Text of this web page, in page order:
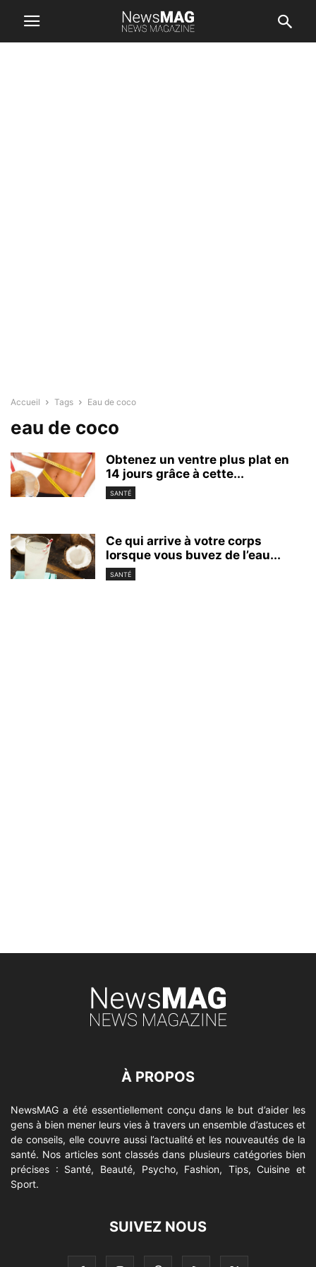
Accueil Tags Eau de coco
eau de coco
Obtenez un ventre plus plat en
14 jours grâce à cette...
SANTÉ
Ce qui arrive à votre corps
lorsque vous buvez de l’eau...
SANTÉ
À PROPOS
NewsMAG a été essentiellement conçu dans le but d’aider les
gens à bien mener leurs vies à travers un ensemble d’astuces et
de conseils, elle couvre aussi l’actualité et les nouveautés de la
santé. Nos articles sont classés dans plusieurs catégories bien
précises : Santé, Beauté, Psycho, Fashion, Tips, Cuisine et
Sport.
SUIVEZ NOUS